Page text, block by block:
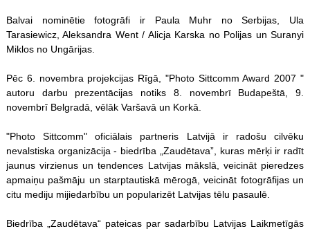
Balvai nominētie fotogrāfi ir Paula Muhr no Serbijas, Ula
Tarasiewicz, Aleksandra Went / Alicja Karska no Polijas un Suranyi
Miklos no Ungārijas.
Pēc 6. novembra projekcijas Rīgā, "Photo Sittcomm Award 2007 "
autoru darbu prezentācijas notiks 8. novembrī Budapeštā, 9.
novembrī Belgradā, vēlāk Varšavā un Korkā.
"Photo Sittcomm" oficiālais partneris Latvijā ir radošu cilvēku
nevalstiska organizācija - biedrība „Zaudētava”, kuras mērķi ir radīt
jaunus virzienus un tendences Latvijas mākslā, veicināt pieredzes
apmaiņu pašmāju un starptautiskā mērogā, veicināt fotogrāfijas un
citu mediju mijiedarbību un popularizēt Latvijas tēlu pasaulē.
Biedrība „Zaudētava“ pateicas par sadarbību Latvijas Laikmetīgās